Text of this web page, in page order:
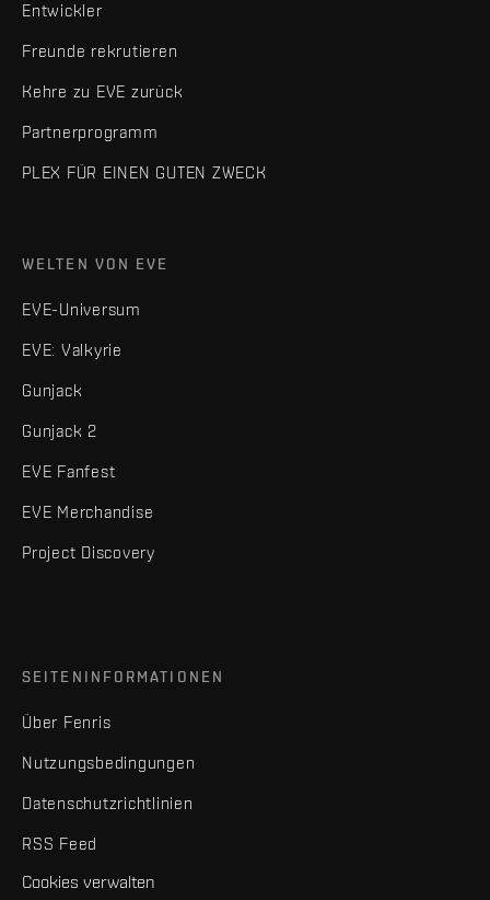
Entwickler
Freunde rekrutieren
Kehre zu EVE zurück
Partnerprogramm
PLEX FÜR EINEN GUTEN ZWECK
WELTEN VON EVE
EVE-Universum
EVE: Valkyrie
Gunjack
Gunjack 2
EVE Fanfest
EVE Merchandise
Project Discovery
SEITENINFORMATIONEN
Über Fenris
Nutzungsbedingungen
Datenschutzrichtlinien
RSS Feed
Cookies verwalten